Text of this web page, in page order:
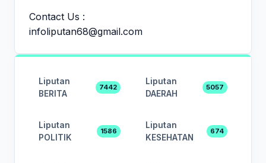
Contact Us :
infoliputan68@gmail.com
Liputan
BERITA
7442
Liputan
DAERAH
5057
Liputan
POLITIK
1586
Liputan
KESEHATAN
674